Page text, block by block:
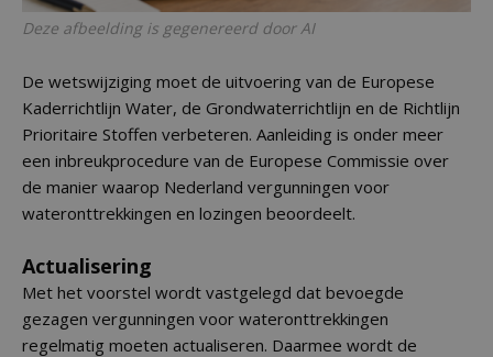
Deze afbeelding is gegenereerd door AI
De wetswijziging moet de uitvoering van de Europese
Kaderrichtlijn Water, de Grondwaterrichtlijn en de Richtlijn
Prioritaire Stoffen verbeteren. Aanleiding is onder meer
een inbreukprocedure van de Europese Commissie over
de manier waarop Nederland vergunningen voor
wateronttrekkingen en lozingen beoordeelt.
Actualisering
Met het voorstel wordt vastgelegd dat bevoegde
gezagen vergunningen voor wateronttrekkingen
regelmatig moeten actualiseren. Daarmee wordt de